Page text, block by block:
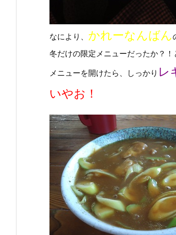
なにより、 かれーなんばん
冬だけの限定メニューだったか？！
メニューを開けたら、しっかり レ
いやお！